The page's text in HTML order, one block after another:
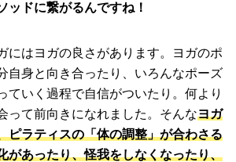
ドに繋がるんですね！
にはヨガの良さがあります。ヨガのポ
自身と向き合ったり、いろんなポーズ
ていく過程で自信がついたり。何より
って前向きになれました。そんなヨガ
ピラティスの「体の調整」が合わさる
があったり、怪我をしなくなったり、